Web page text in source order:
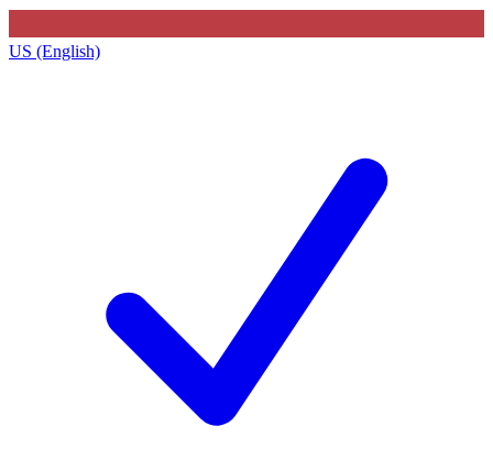
US (English)